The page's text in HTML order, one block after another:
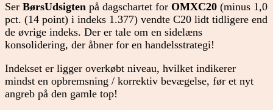
Ser BørsUdsigten på dagschartet for OMXC20 (minus 1,0
pct. (14 point) i indeks 1.377) vendte C20 lidt tidligere end
de øvrige indeks. Der er tale om en sidelæns
konsolidering, der åbner for en handelsstrategi!
Indekset er ligger overkøbt niveau, hvilket indikerer
mindst en opbremsning / korrektiv bevægelse, før et nyt
angreb på den gamle top!